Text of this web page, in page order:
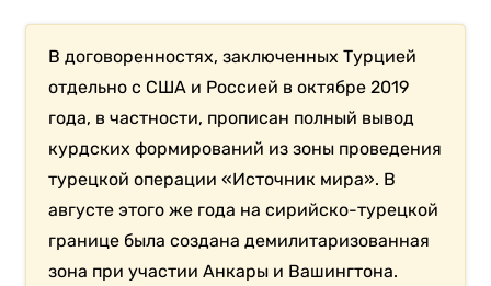
В договоренностях, заключенных Турцией
отдельно с США и Россией в октябре 2019
года, в частности, прописан полный вывод
курдских формирований из зоны проведения
турецкой операции «Источник мира». В
августе этого же года на сирийско-турецкой
границе была создана демилитаризованная
зона при участии Анкары и Вашингтона.